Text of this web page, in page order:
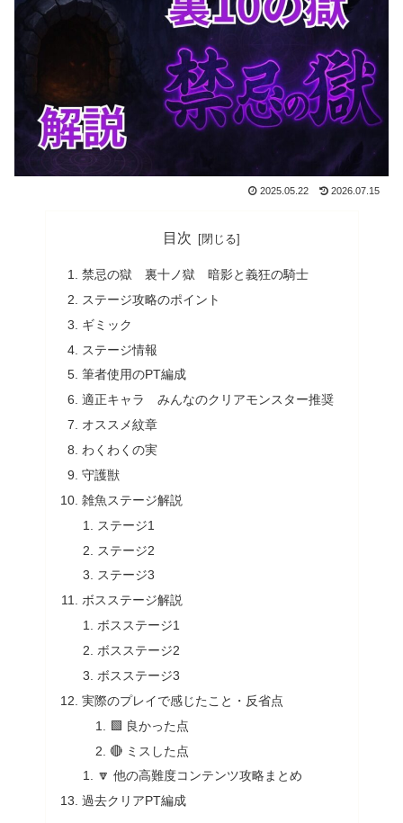
2025.05.22 2026.07.15
目次
禁忌の獄 裏十ノ獄 暗影と義狂の騎士
ステージ攻略のポイント
ギミック
ステージ情報
筆者使用のPT編成
適正キャラ みんなのクリアモンスター推奨
オススメ紋章
わくわくの実
守護獣
雑魚ステージ解説
ステージ1
ステージ2
ステージ3
ボスステージ解説
ボスステージ1
ボスステージ2
ボスステージ3
実際のプレイで感じたこと・反省点
🟩 良かった点
🔴 ミスした点
🔽 他の高難度コンテンツ攻略まとめ
過去クリアPT編成